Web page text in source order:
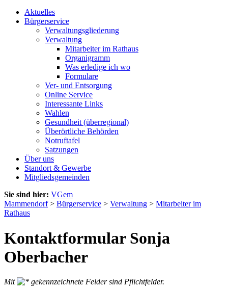
Aktuelles
Bürgerservice
Verwaltungsgliederung
Verwaltung
Mitarbeiter im Rathaus
Organigramm
Was erledige ich wo
Formulare
Ver- und Entsorgung
Online Service
Interessante Links
Wahlen
Gesundheit (überregional)
Überörtliche Behörden
Notruftafel
Satzungen
Über uns
Standort & Gewerbe
Mitgliedsgemeinden
Sie sind hier: VGem
Mammendorf> Bürgerservice > Verwaltung > Mitarbeiter im
Rathaus
Kontaktformular Sonja
Oberbacher
Mit
gekennzeichnete Felder sind Pflichtfelder.